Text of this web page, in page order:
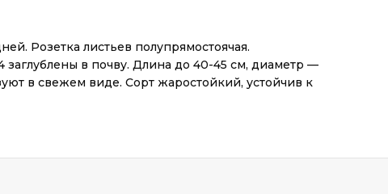
Розетка листьев полупрямостоячая.
в почву. Длина до 40-45 см, диаметр —
в свежем виде. Сорт жаростойкий, устойчив к